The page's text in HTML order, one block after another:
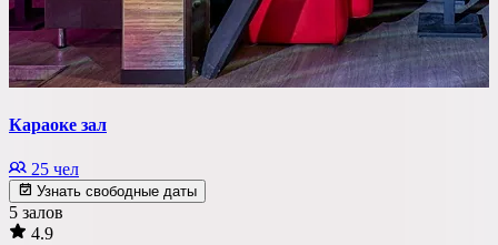
Караоке зал
25 чел
Узнать свободные даты
5 залов
4.9